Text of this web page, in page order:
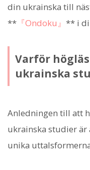
din ukrainska till
** 『Ondoku』 ** i
Varför
ukrainska
Anledningen till att
ukrainska studier
unika